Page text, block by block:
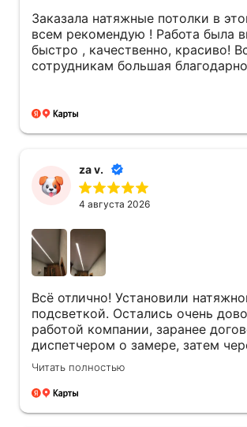
Заказала натяжные потолки в
всем рекомендую ! Работа была
быстро , качественно, красиво!
сотрудникам большая
za v.
4 августа 2026
Всё отлично! Установили
подсветкой. Остались очень
работой компании, заранее
диспетчером о замере, затем
уже приехал мастер по монтажу
Вадим, хочется отметить
мастера в работе, так же
Читать полностью
Наш заказчик всегда
доволен: